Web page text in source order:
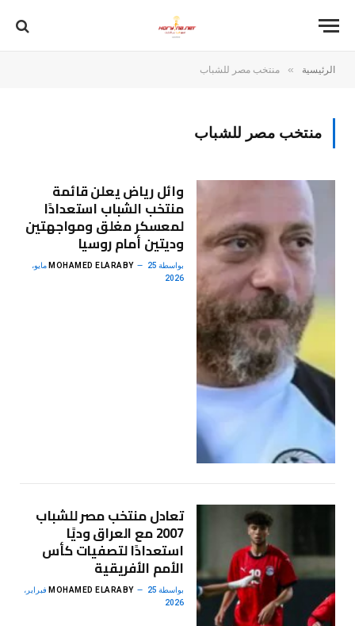
الرئيسية » منتخب مصر للشباب
منتخب مصر للشباب
وائل رياض يعلن قائمة
منتخب الشباب استعدادًا
لمعسكر مغلق ومواجهتين
وديتين أمام روسيا
بواسطة MOHAMED ELARABY 25 مايو،
2026
تعادل منتخب مصر للشباب
2007 مع العراق وديًا
استعدادًا لتصفيات كأس
الأمم الأفريقية
بواسطة MOHAMED ELARABY 25 فبراير،
2026